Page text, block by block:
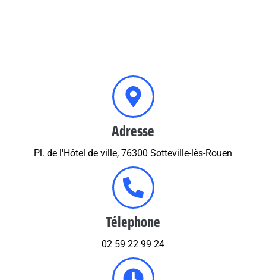
Adresse
Pl. de l'Hôtel de ville, 76300 Sotteville-lès-Rouen
Télephone
02 59 22 99 24